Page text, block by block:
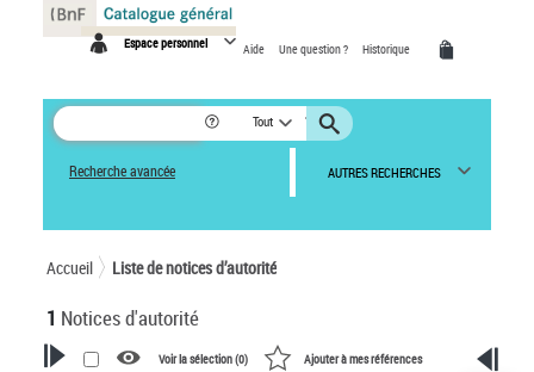
Espace personnel Aide Une question ? Historique
Tout
Recherche avancée AUTRES RECHERCHES
Accueil Liste de notices d’autorité
1 Notices d'autorité
Voir la sélection (0) Ajouter à mes références
Panneau de gestion des cookies